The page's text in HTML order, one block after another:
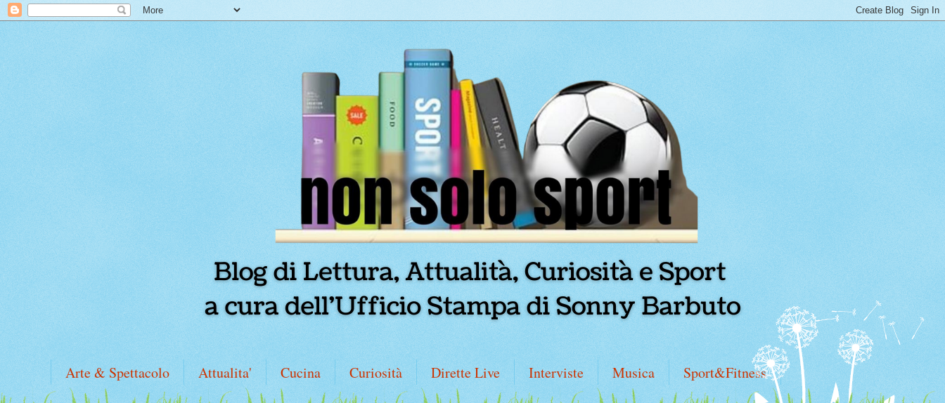
Arte & Spettacolo Attualita' Cucina Curiosità Dirette Live Interviste Musica Sport&Fitness